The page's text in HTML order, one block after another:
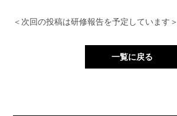
＜次回の投稿は研修報告を予定しています＞
一覧に戻る